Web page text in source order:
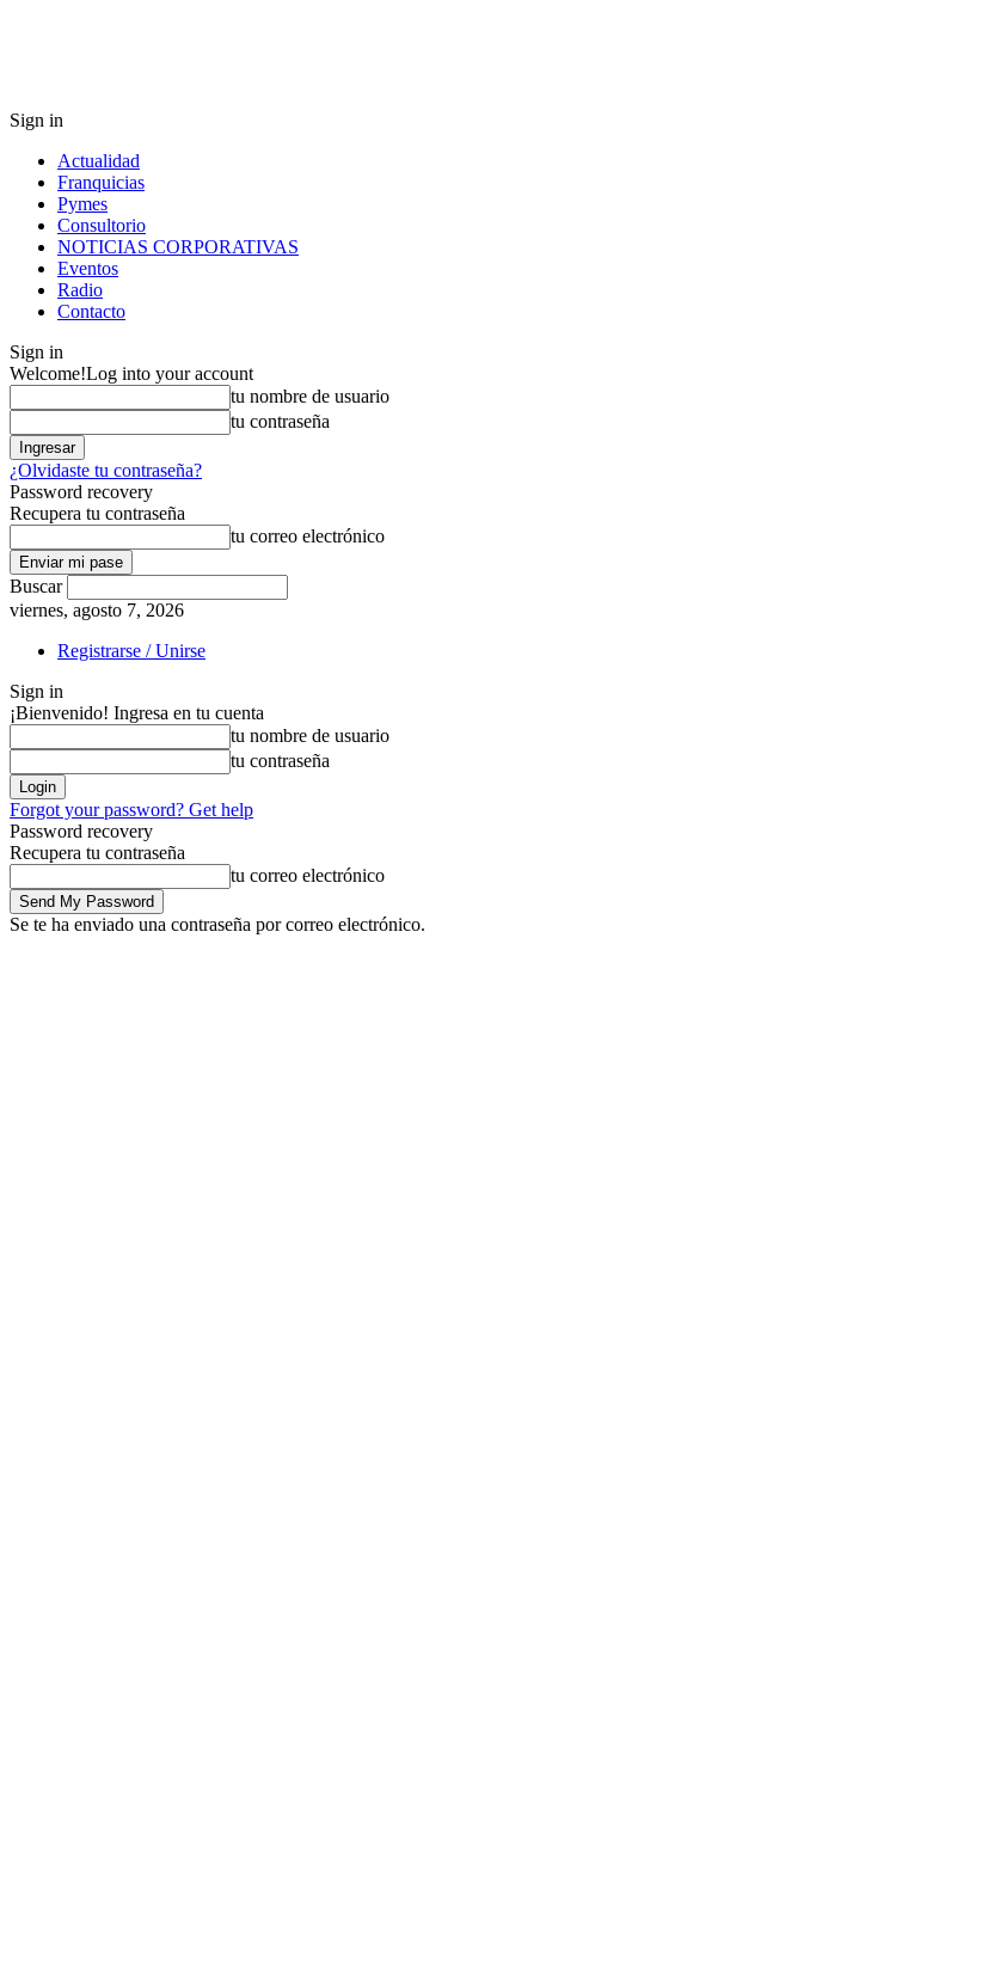
Sign in
Actualidad
Franquicias
Pymes
Consultorio
NOTICIAS CORPORATIVAS
Eventos
Radio
Contacto
Sign in
Welcome!Log into your account
tu nombre de usuario
tu contraseña
¿Olvidaste tu contraseña?
Password recovery
Recupera tu contraseña
tu correo electrónico
Buscar
viernes, agosto 7, 2026
Registrarse / Unirse
Sign in
¡Bienvenido! Ingresa en tu cuenta
tu nombre de usuario
tu contraseña
Forgot your password? Get help
Password recovery
Recupera tu contraseña
tu correo electrónico
Se te ha enviado una contraseña por correo electrónico.